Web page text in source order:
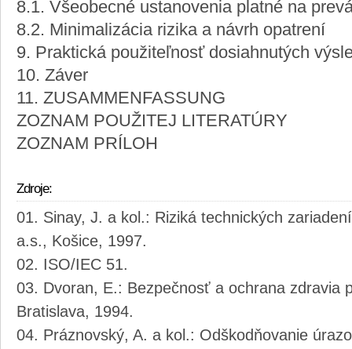
8.1. Všeobecné ustanovenia platné na
8.2. Minimalizácia rizika a návrh opatrení
9. Praktická použiteľnosť dosiahnutých
10. Záver
11. ZUSAMMENFASSUNG
ZOZNAM POUŽITEJ LITERATÚRY
ZOZNAM PRÍLOH
Zdroje:
Sinay, J. a kol.: Riziká technických
a.s., Košice, 1997.
ISO/IEC 51.
Dvoran, E.: Bezpečnosť a ochrana zdravia
Bratislava, 1994.
Práznovský, A. a kol.: Odškodňovanie